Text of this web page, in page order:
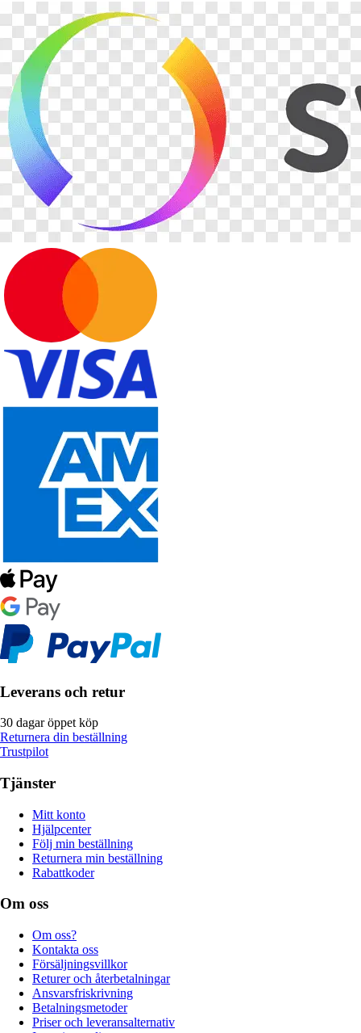
Leverans och retur
30 dagar öppet köp
Returnera din beställning
Trustpilot
Tjänster
Mitt konto
Hjälpcenter
Följ min beställning
Returnera min beställning
Rabattkoder
Om oss
Om oss?
Kontakta oss
Försäljningsvillkor
Returer och återbetalningar
Ansvarsfriskrivning
Betalningsmetoder
Priser och leveransalternativ